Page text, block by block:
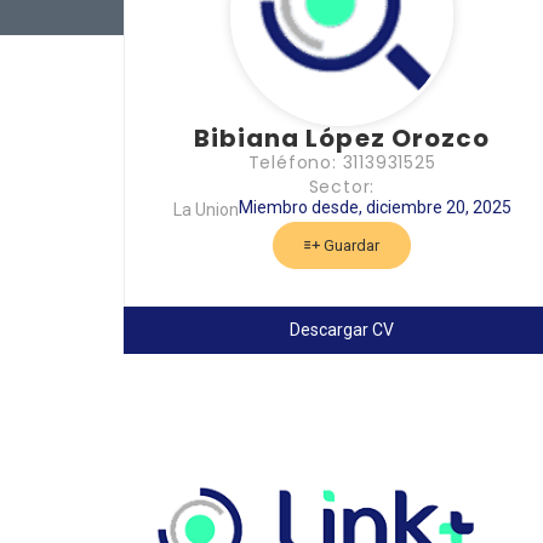
Bibiana López Orozco
Teléfono: 3113931525
Sector:
La UnionMiembro desde, diciembre 20, 2025
Guardar
Descargar CV